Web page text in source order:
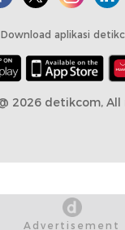
Download aplikasi
2026 detikcom,